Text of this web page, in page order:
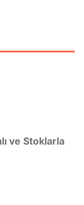
ve Stoklarla